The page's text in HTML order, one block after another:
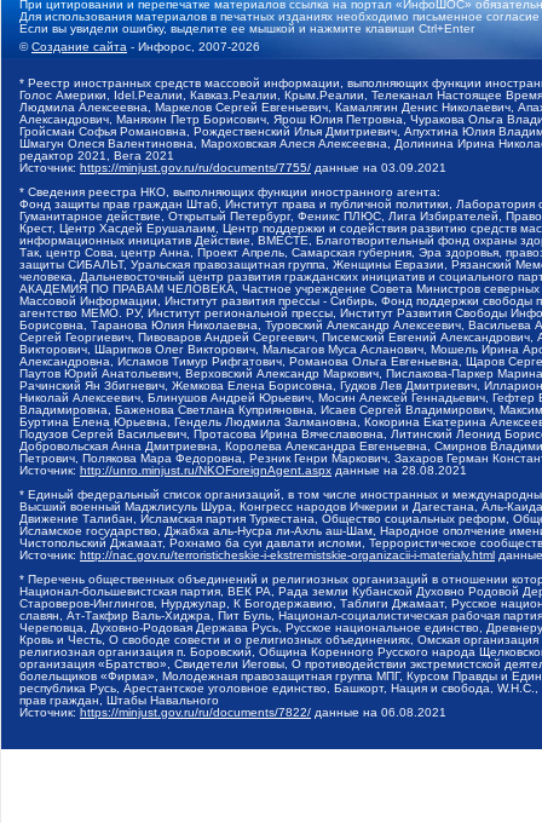
При цитировании и перепечатке материалов ссылка на портал «ИнфоШОС»
Для использования материалов в печатных изданиях необходимо письменное
Если вы увидели ошибку, выделите ее мышкой и нажмите клавиши Ctrl+Enter
©Создание сайта - Инфорос, 2007-2026
* Реестр иностранных средств массовой информации, выполняющих функции
Голос Америки, Idel.Реалии, Кавказ.Реалии, Крым.Реалии, Телеканал Настоящее
Людмила Алексеевна, Маркелов Сергей Евгеньевич, Камалягин Денис Николаевич,
Александрович, Маняхин Петр Борисович, Ярош Юлия Петровна, Чуракова Ольга
Гройсман Софья Романовна, Рождественский Илья Дмитриевич, Апухтина Юлия
Шмагун Олеся Валентиновна, Мароховская Алеся Алексеевна, Долинина Ирина
редактор 2021, Вега 2021
Источник: https://minjust.gov.ru/ru/documents/7755/ данные на 03.09.2021
* Сведения реестра НКО, выполняющих функции иностранного агента:
Фонд защиты прав граждан Штаб, Институт права и публичной политики,
Гуманитарное действие, Открытый Петербург, Феникс ПЛЮС, Лига Избирателей,
Крест, Центр Хасдей Ерушалаим, Центр поддержки и содействия развитию средств
информационных инициатив Действие, ВМЕСТЕ, Благотворительный фонд охраны
Так, центр Сова, центр Анна, Проект Апрель, Самарская губерния, Эра здоровья,
защиты СИБАЛЬТ, Уральская правозащитная группа, Женщины Евразии, Рязанский
человека, Дальневосточный центр развития гражданских инициатив и социального
АКАДЕМИЯ ПО ПРАВАМ ЧЕЛОВЕКА, Частное учреждение Совета Министров северных
Массовой Информации, Институт развития прессы - Сибирь, Фонд поддержки
агентство МЕМО. РУ, Институт региональной прессы, Институт Развития Свободы
Борисовна, Таранова Юлия Николаевна, Туровский Александр Алексеевич,
Сергей Георгиевич, Пивоваров Андрей Сергеевич, Писемский Евгений
Викторович, Шарипков Олег Викторович, Мальсагов Муса Асланович, Мошель Ирина
Александровна, Исламов Тимур Рифгатович, Романова Ольга Евгеньевна, Щаров
Паутов Юрий Анатольевич, Верховский Александр Маркович, Пислакова-Паркер
Рачинский Ян Збигневич, Жемкова Елена Борисовна, Гудков Лев Дмитриевич,
Николай Алексеевич, Блинушов Андрей Юрьевич, Мосин Алексей Геннадьевич,
Владимировна, Баженова Светлана Куприяновна, Исаев Сергей Владимирович,
Буртина Елена Юрьевна, Гендель Людмила Залмановна, Кокорина Екатерина
Подузов Сергей Васильевич, Протасова Ирина Вячеславовна, Литинский Леонид
Добровольская Анна Дмитриевна, Королева Александра Евгеньевна, Смирнов
Петрович, Полякова Мара Федоровна, Резник Генри Маркович, Захаров Герман
Источник: http://unro.minjust.ru/NKOForeignAgent.aspx данные на 28.08.2021
* Единый федеральный список организаций, в том числе иностранных и
Высший военный Маджлисуль Шура, Конгресс народов Ичкерии и Дагестана, Аль-
Движение Талибан, Исламская партия Туркестана, Общество социальных реформ,
Исламское государство, Джабха аль-Нусра ли-Ахль аш-Шам, Народное ополчение
Чистопольский Джамаат, Рохнамо ба суи давлати исломи, Террористическое
Источник: http://nac.gov.ru/terroristicheskie-i-ekstremistskie-organizacii-i-materialy.html
* Перечень общественных объединений и религиозных организаций в отношении
Национал-большевистская партия, ВЕК РА, Рада земли Кубанской Духовно Родовой
Староверов-Инглингов, Нурджулар, К Богодержавию, Таблиги Джамаат, Русское
славян, Ат-Такфир Валь-Хиджра, Пит Буль, Национал-социалистическая рабочая
Череповца, Духовно-Родовая Держава Русь, Русское национальное единство,
Кровь и Честь, О свободе совести и о религиозных объединениях, Омская
религиозная организация п. Боровский, Община Коренного Русского народа
организация «Братство», Свидетели Иеговы, О противодействии экстремистской
болельщиков «Фирма», Молодежная правозащитная группа МПГ, Курсом Правды и
республика Русь, Арестантское уголовное единство, Башкорт, Нация и свобода,
прав граждан, Штабы Навального
Источник: https://minjust.gov.ru/ru/documents/7822/ данные на 06.08.2021